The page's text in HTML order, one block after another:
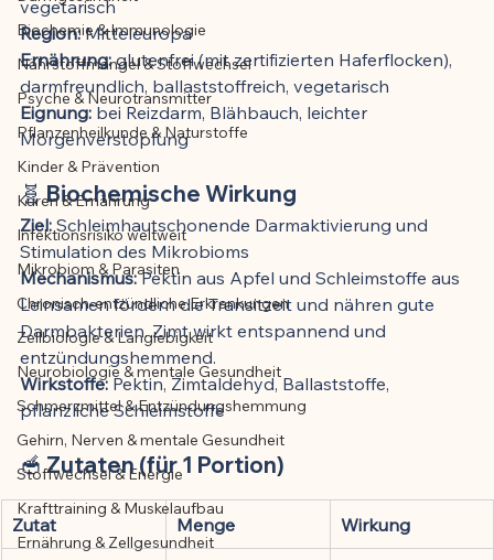
Der Artikel wurde mit Unterstützung von
KI erstellt und redaktionell geprüft vom
angegebenen Autor
Biochemie & Immunologie
Nährstoffmangel & Stoffwechsel
Psyche & Neurotransmitter
Pflanzenheilkunde & Naturstoffe
Kinder & Prävention
Kuren & Ernährung
Infektionsrisiko weltweit
Mikrobiom & Parasiten
Chronisch-entzündliche Erkrankungen
Zellbiologie & Langlebigkeit
Neurobiologie & mentale Gesundheit
Schmerzmittel & Entzündungshemmung
Gehirn, Nerven & mentale Gesundheit
Stoffwechsel & Energie
Krafttraining & Muskelaufbau
Ernährung & Zellgesundheit
vegetarisch
Region: Mitteleuropa
Ernährung: glutenfrei (mit zertifizierten Haferflocken),
darmfreundlich, ballaststoffreich, vegetarisch
Eignung: bei Reizdarm, Blähbauch, leichter
Morgenverstopfung
🧬 Biochemische Wirkung
Ziel: Schleimhautschonende Darmaktivierung und
Stimulation des Mikrobioms
Mechanismus: Pektin aus Apfel und Schleimstoffe aus
Leinsamen fördern die Transitzeit und nähren gute
Darmbakterien. Zimt wirkt entspannend und
entzündungshemmend.
Wirkstoffe: Pektin, Zimtaldehyd, Ballaststoffe,
pflanzliche Schleimstoffe
🥣 Zutaten (für 1 Portion)
Zutat Menge Wirkung